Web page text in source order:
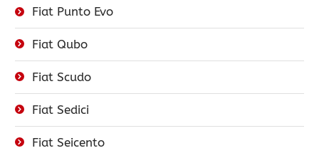
Fiat Punto Evo
Fiat Qubo
Fiat Scudo
Fiat Sedici
Fiat Seicento